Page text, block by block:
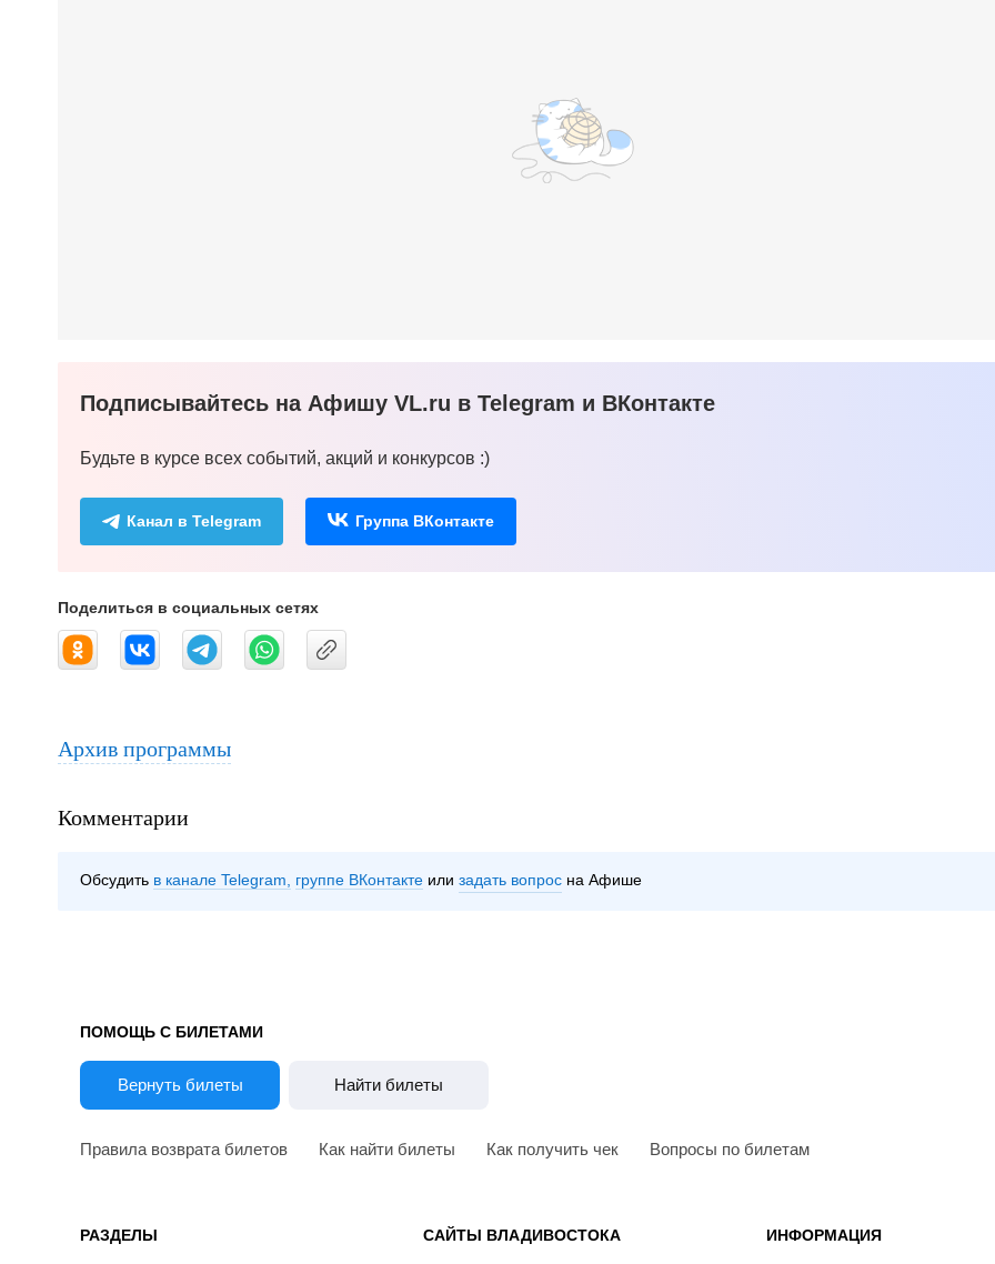
Подписывайтесь на Афишу VL.ru в Telegram и ВКонтакте
Будьте в курсе всех событий, акций и конкурсов :)
Канал в Telegram Группа ВКонтакте
Поделиться в социальных сетях
Архив программы
Комментарии
Обсудить в канале Telegram группе ВКонтакте задать вопрос на Афише
ПОМОЩЬ С БИЛЕТАМИ
Вернуть билеты Найти билеты
Правила возврата билетов Как найти билеты Как получить чек Вопросы по билетам
РАЗДЕЛЫ САЙТЫ ВЛАДИВОСТОКА ИНФОРМАЦИЯ